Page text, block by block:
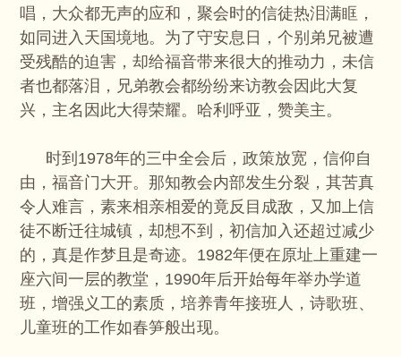
唱，大众都无声的应和，聚会时的信徒热泪满眶，
如同进入天国境地。为了守安息日，个别弟兄被遭
受残酷的迫害，却给福音带来很大的推动力，未信
者也都落泪，兄弟教会都纷纷来访教会因此大复
兴，主名因此大得荣耀。哈利呼亚，赞美主。
时到1978年的三中全会后，政策放宽，信仰自
由，福音门大开。那知教会内部发生分裂，其苦真
令人难言，素来相亲相爱的竟反目成敌，又加上信
徒不断迁往城镇，却想不到，初信加入还超过减少
的，真是作梦且是奇迹。1982年便在原址上重建一
座六间一层的教堂，1990年后开始每年举办学道
班，增强义工的素质，培养青年接班人，诗歌班、
儿童班的工作如春笋般出现。